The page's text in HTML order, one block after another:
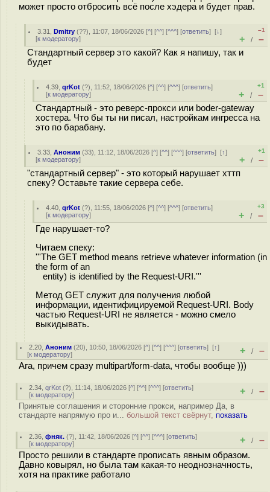
может просто отбросить всё после хэдера и будет прав.
3.31 ,Dmitry (??), 11:07, 18/06/2026 [^] [^^] [^^^] [ответить][↓]
[к модератору]
–1
+ / –
Стандартный сервер это какой? Как я напишу, так и
будет
4.39 ,qrKot (?), 11:52, 18/06/2026 [^] [^^] [^^^] [ответить]
[к модератору]
+1
+ / –
Стандартный - это реверс-прокси или boder-gateway
хостера. Что бы ты ни писал, настройкам ингресса на
это по барабану.
3.33 ,Аноним (33), 11:12, 18/06/2026 [^] [^^] [^^^] [ответить][↑]
[к модератору]
+1
+ / –
"стандартный сервер" - это который нарушает хттп
спеку? Оставьте такие сервера себе.
4.40 ,qrKot (?), 11:55, 18/06/2026 [^] [^^] [^^^] [ответить]
[к модератору]
+3
+ / –
Где нарушает-то?
Читаем спеку:
'''The GET method means retrieve whatever information (in
the form of an
entity) is identified by the Request-URI.'''
Метод GET служит для получения любой
информации, идентифицируемой Request-URI. Body
частью Request-URI не является - можно смело
выкидывать.
2.20 ,Аноним (20), 10:50, 18/06/2026 [^] [^^] [^^^] [ответить][↑]
[к модератору] + / –
Ага, причем сразу multipart/form-data, чтобы вообще )))
2.34 ,qrKot (?), 11:14, 18/06/2026 [^] [^^] [^^^] [ответить]
[к модератору] + / –
Принятые соглашения и сторонние прокси, например Да, в
стандарте напрямую про и... большой текст свёрнут, показать
2.36 ,фняк. (?), 11:42, 18/06/2026 [^] [^^] [^^^] [ответить]
[к модератору] + / –
Просто решили в стандарте прописать явным образом.
Давно ковырял, но была там какая-то неоднозначность,
хотя на практике работало